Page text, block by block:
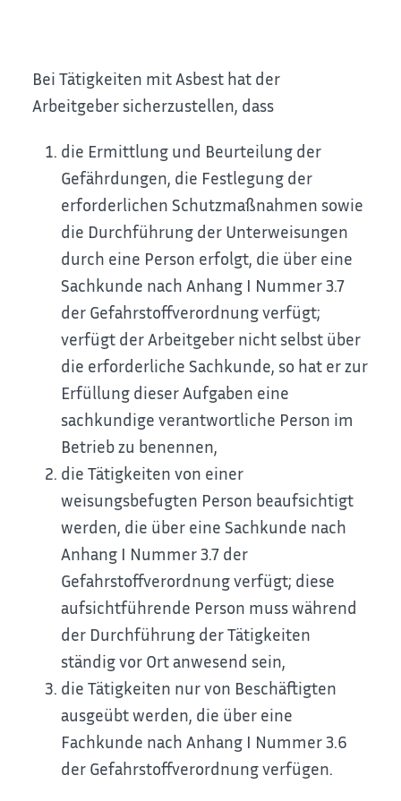
Bei Tätigkeiten mit Asbest hat der
Arbeitgeber sicherzustellen, dass
die Ermittlung und Beurteilung der
Gefährdungen, die Festlegung der
erforderlichen Schutzmaßnahmen sowie
die Durchführung der Unterweisungen
durch eine Person erfolgt, die über eine
Sachkunde nach Anhang I Nummer 3.7
der Gefahrstoffverordnung verfügt;
verfügt der Arbeitgeber nicht selbst über
die erforderliche Sachkunde, so hat er zur
Erfüllung dieser Aufgaben eine
sachkundige verantwortliche Person im
Betrieb zu benennen,
die Tätigkeiten von einer
weisungsbefugten Person beaufsichtigt
werden, die über eine Sachkunde nach
Anhang I Nummer 3.7 der
Gefahrstoffverordnung verfügt; diese
aufsichtführende Person muss während
der Durchführung der Tätigkeiten
ständig vor Ort anwesend sein,
die Tätigkeiten nur von Beschäftigten
ausgeübt werden, die über eine
Fachkunde nach Anhang I Nummer 3.6
der Gefahrstoffverordnung verfügen.